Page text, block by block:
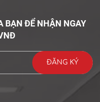
BẠN ĐỂ NHẬN NGAY